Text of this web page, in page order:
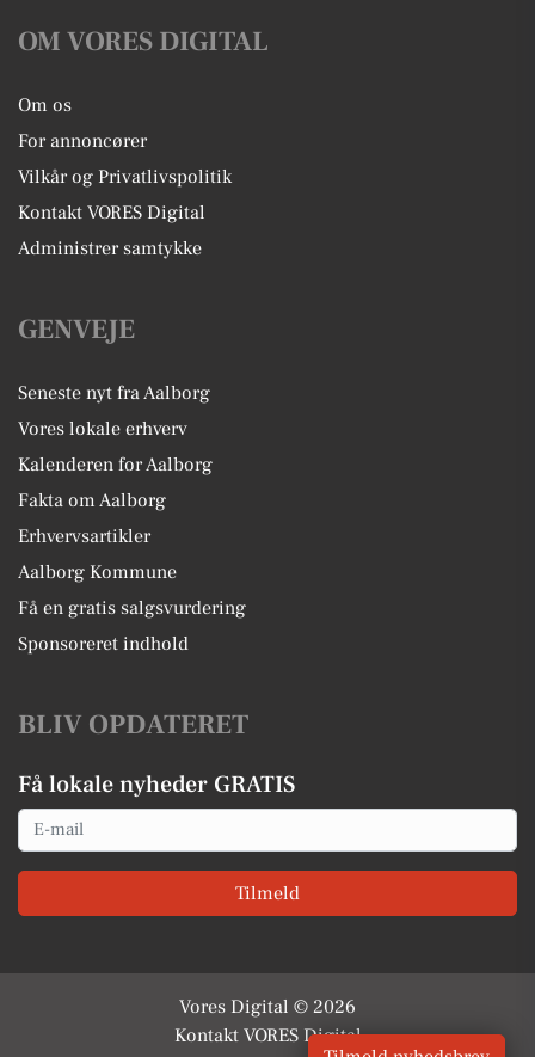
OM VORES DIGITAL
Om os
For annoncører
Vilkår og Privatlivspolitik
Kontakt VORES Digital
Administrer samtykke
GENVEJE
Seneste nyt fra Aalborg
Vores lokale erhverv
Kalenderen for Aalborg
Fakta om Aalborg
Erhvervsartikler
Aalborg Kommune
Få en gratis salgsvurdering
Sponsoreret indhold
BLIV OPDATERET
Få lokale nyheder GRATIS
Email
Tilmeld
Vores Digital © 2026
Kontakt VORES Digital